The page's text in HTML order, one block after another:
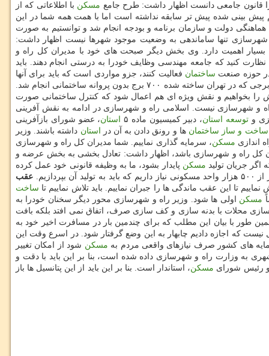
قانون جامعی دانست اظهار داشت: طرح جامع مسكن با اطلاعاتی كه از
بینی شده پیش تر سابقه نداشته است اما با همت همه شما در این
دولت و سازمان برنامه و بودجه انجام شد و توانستیم به صورت
تنها ساماندهی به وضعیت موجود شهرها نیست اظهار داشت:
بسیار اهمیت دارد. وی بخش دیگر صبحت های خود با مدیران كل راه و
كنید كه جامعه مهندسی وظایف خودرا به درستی انجام دهند. باید
حوزه صنعت ساختمان فعالیت كنند، جزو مواردی است كه باید برای آنها
چك فهرست های نظارتی داشته باشید و كنترل شوند. وزیر راه تصریح كرد: شهرداری به شورای عالی شهرسازی و معماری ایران گزارش داد كه از ۹۲۸ برجی كه در تهران ساخته شده ۷۰۰ برج بدون پروانه ساختمانی انجام شد.
بخواهیم و نقش ویژه ای هم اعمال شود كه كنترل ساختمانی صورت
و شهرسازی نیست. اسلامی راه و شهرسازی در ادامه به نقش آفرینی
و توسعه استان، دبیر كمیسیون ماده ۵ استان، عضو شورای بازآفرینی
ساخت و ساز ساختمان ها و رونق دادن به آن در استان داشته باشند. وزیر
اندازی مسكن، سرمایه گذاری نماییم. شما مدیران كل راه و شهرسازی
كل راه و شهرسازی باشد، اظهار داشت: تعادل بخشی به بخش عرضه و
اگر جریان تولید مسكن پایدار بشود، ما به وظیفه قانونی خود عمل كرده
عقب
تا این عقب ماندگی ها را جبران نماییم. باید تلاش نماییم تا ساخت
مسكن اولی ها شود. وزیر راه و شهرسازی محور دیگر سخنان خودرا به
سازی محلات با بدنه سازی و كف سازی صرف، اتفاق نمی افتد بلكه بافت
طور با بیان این مطلب كه برای چندمین بار در مسافرت اخیر خود به
كه اجازه دادیم چابهار به این وضع گرفتار شود. در اسرع وقت این
های كشور صرف نیازهای واقعی مردم به مسكن شود از امكان تغییر
به وزارت راه و شهرسازی داده شده است، بنا بر این باید با دقت و
و رئیس شورای مسكن، استاندار است. بنا بر این باید از این پتانسیل ها باز